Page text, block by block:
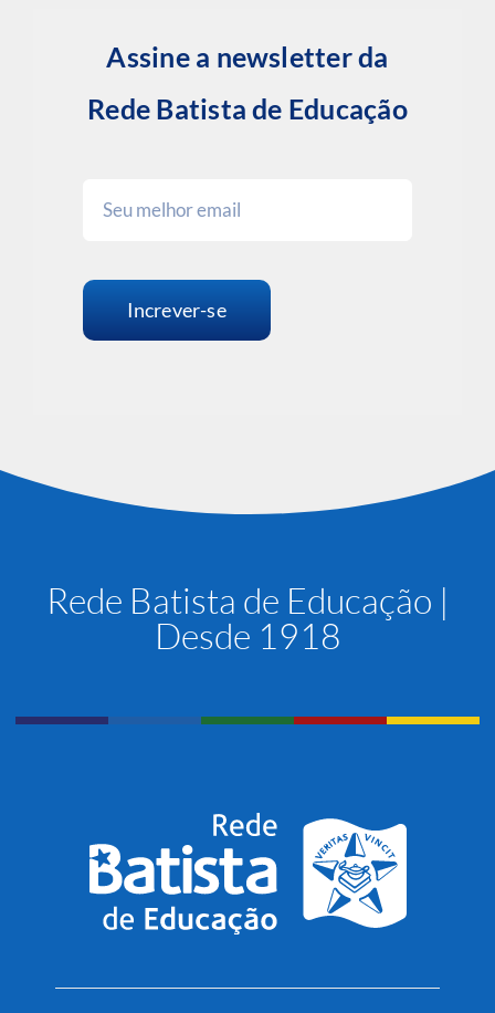
Assine a newsletter da
Rede Batista de Educação
Increver-se
Rede Batista de Educação |
Desde 1918